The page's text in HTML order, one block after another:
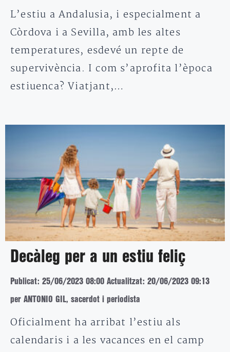
L’estiu a Andalusia, i especialment a
Còrdova i a Sevilla, amb les altes
temperatures, esdevé un repte de
supervivència. I com s’aprofita l’època
estiuenca? Viatjant,…
Decàleg per a un estiu feliç
Publicat: 25/06/2023 08:00 Actualitzat: 20/06/2023 09:13
per ANTONIO GIL, sacerdot i periodista
Oficialment ha arribat l’estiu als
calendaris i a les vacances en el camp